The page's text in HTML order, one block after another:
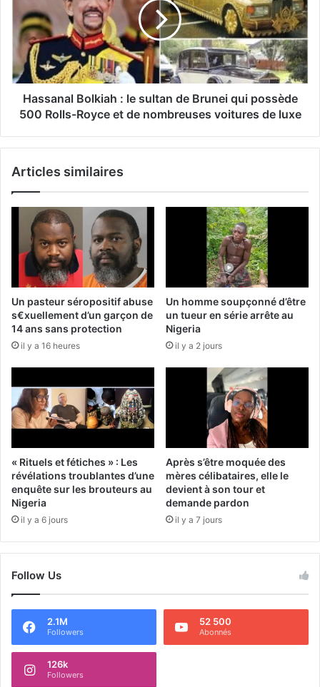
Hassanal Bolkiah : le sultan de Brunei qui possède
500 Rolls-Royce et de nombreuses voitures de luxe
Articles similaires
Un pasteur séropositif abuse
s€xuellement d’un garçon de
14 ans sans protection
il y a 16 heures
Un homme soupçonné d’être
un tueur en série arrête au
Nigeria
il y a 2 jours
« Rituels et fétiches » : Les
révélations troublantes d’une
enquête sur les brouteurs au
Nigeria
il y a 6 jours
Après s’être moquée des
mères célibataires, elle le
devient à son tour et
demande pardon
il y a 7 jours
Follow Us
2.1M
Followers
52 500
Abonnés
126k
Followers